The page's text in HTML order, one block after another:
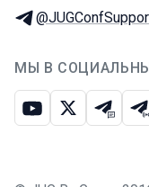
Телеграм:
МЫ В
ЮтубИкс